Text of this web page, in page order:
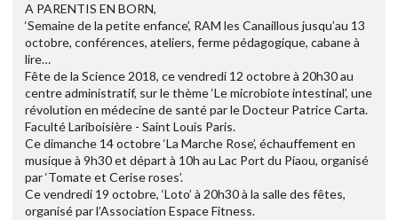
A PARENTIS EN BORN,
‘Semaine de la petite enfance’, RAM les Canaillous jusqu’au 13
octobre, conférences, ateliers, ferme pédagogique, cabane à
lire…
Fête de la Science 2018, ce vendredi 12 octobre à 20h30 au
centre administratif, sur le thème ‘Le microbiote intestinal’, une
révolution en médecine de santé par le Docteur Patrice Carta.
Faculté Lariboisière - Saint Louis Paris.
Ce dimanche 14 octobre ‘La Marche Rose’, échauffement en
musique à 9h30 et départ à 10h au Lac Port du Piaou, organisé
par ‘Tomate et Cerise roses’.
Ce vendredi 19 octobre, ‘Loto’ à 20h30 à la salle des fêtes,
organisé par l’Association Espace Fitness.